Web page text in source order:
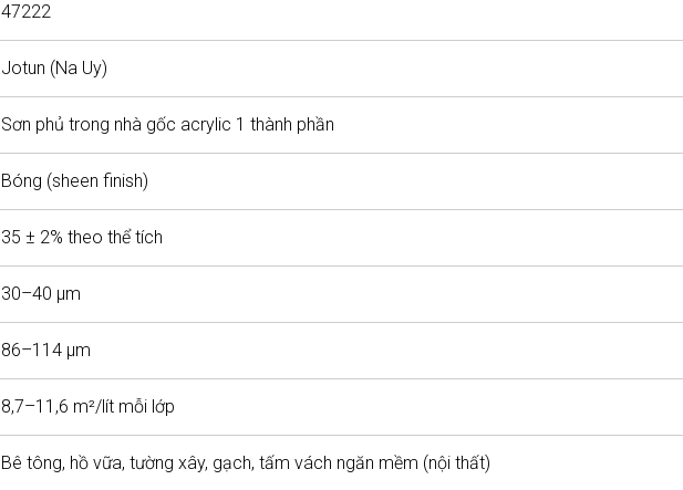
47222
Jotun (Na Uy)
Sơn phủ trong nhà gốc acrylic 1 thành phần
Bóng (sheen finish)
35 ± 2% theo thể tích
30–40 μm
86–114 μm
8,7–11,6 m²/lít mỗi lớp
Bê tông, hồ vữa, tường xây, gạch, tấm vách ngăn mềm (nội thất)